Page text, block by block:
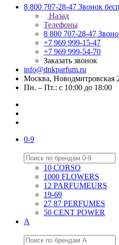
8 800 707-28-47 Звонок
Назад
Телефоны
8 800 707-28-47
+7 969 999-15-47
+7 969 999-54-70
Заказать звонок
info@dnkparfum.ru
Москва, Новодмитровская
Пн. – Пт.: с 10:00 до 18:00
0-9
10 CORSO
1000 FLOWERS
12 PARFUMEURS
19-69
27 87 PERFUMES
50 CENT POWER
A